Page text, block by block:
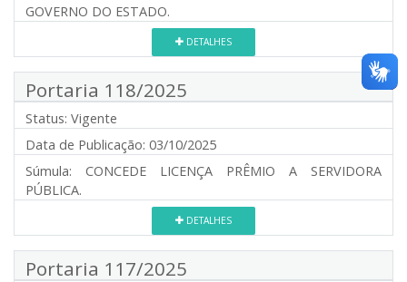
GOVERNO DO ESTADO.
DETALHES
Portaria 118/2025
Status: Vigente
Data de Publicação: 03/10/2025
Súmula: CONCEDE LICENÇA PRÊMIO A SERVIDORA
PÚBLICA.
DETALHES
Portaria 117/2025